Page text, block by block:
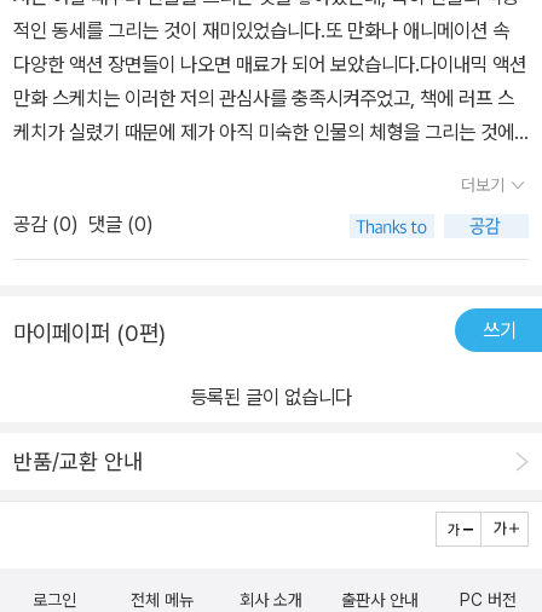
는 방법, 형태를 인식하는 방향, 폼을 만들기 위해 유의하는 근육들,어
깨와 엉덩이 같은 곡선의 해석이 다 들어있었어요. 아무 설명도 없이
스케치만 있어도 살 가치가 충분한 책인 것 같습니다. 보면서 정말 따
라잡을 수 없는 실력자라는 생각이 절로 드는데, 이 분의 잔선을 따라
형태를 잡아가다보면 엇비슷하게 나와서 놀랐습니다.한 열점을 따라
그렸는데, 그 후 남자몸 크로키할 때 형태잡는게 훨씬 수월해지는게
느껴졌어요.특히 목, 어깨, 엉덩이를 스케치에서 나타난 느낌을 외워
다가왔습니다. 그냥 인물 드로잉 향상에 정말 큰 도움을 받은 느낌이
었습니다.그렇지만 액션 스케치 작법서이니깐, 액션 부분도 꼼꼼하게
살피면서 모작해봤었는데, 액션을 정말 못 그림에도 그림이 술술 나
것 같습니다.정말 추천하는 책입니다!이 책을 받게 된 내 자신이 기특
적인 동세를 그리는 것이 재미있었습니다.또 만화나 애니메이션 속
다양한 액션 장면들이 나오면 매료가 되어 보았습니다.다이내믹 액션
만화 스케치는 이러한 저의 관심사를 충족시켜주었고, 책에 러프 스
케치가 실렸기 때문에 제가 아직 미숙한 인물의 체형을 그리는 것에
수 있어 보기만 해도 역동성이 아주 잘 느껴져 눈이 즐거웠습니다.목
차다양한 자세를 다양한 각도에서 보여주고, 동작의 흐름을 파악할
수 있게 그림과 함께 설명이 제공됩니다.이 책에 실린 포즈 스케치를
을 것 같고, 다양한 포즈 또한 알 수 있을 것 같습니다.
더보기
공감 (0) 댓글 (0)
마이페이퍼 (0편) 쓰기
등록된 글이 없습니다
반품/교환 안내
로그인 전체 메뉴 회사 소개 출판사 안내 PC 버전